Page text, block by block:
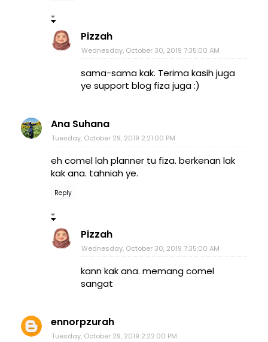
Pizzah
Wednesday, October 30, 2019 7:35:00 AM
sama-sama kak. Terima kasih juga
ye support blog fiza juga :)
Ana Suhana
Tuesday, October 29, 2019 2:21:00 PM
eh comel lah planner tu fiza. berkenan lak
kak ana. tahniah ye.
Reply
Pizzah
Wednesday, October 30, 2019 7:35:00 AM
kann kak ana. memang comel
sangat
ennorpzurah
Tuesday, October 29, 2019 2:22:00 PM